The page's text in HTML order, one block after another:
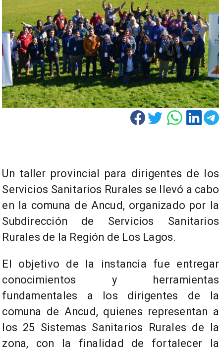
Un taller provincial para dirigentes de los
Servicios Sanitarios Rurales se llevó a cabo
en la comuna de Ancud, organizado por la
Subdirección de Servicios Sanitarios
Rurales de la Región de Los Lagos.
El objetivo de la instancia fue entregar
conocimientos y herramientas
fundamentales a los dirigentes de la
comuna de Ancud, quienes representan a
los 25 Sistemas Sanitarios Rurales de la
zona, con la finalidad de fortalecer la